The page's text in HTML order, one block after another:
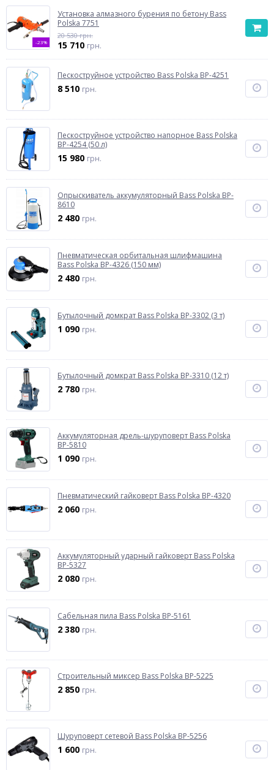
-23%
Установка алмазного бурения по бетону Bass
Polska 7751
20 530 грн.
15 710 грн.
Пескоструйное устройство Bass Polska BP-4251
8 510 грн.
Пескоструйное устройство напорное Bass Polska
BP-4254 (50 л)
15 980 грн.
Опрыскиватель аккумуляторный Bass Polska BP-
8610
2 480 грн.
Пневматическая орбитальная шлифмашина
Bass Polska BP-4326 (150 мм)
2 480 грн.
Бутылочный домкрат Bass Polska BP-3302 (3 т)
1 090 грн.
Бутылочный домкрат Bass Polska BP-3310 (12 т)
2 780 грн.
Аккумуляторная дрель-шуруповерт Bass Polska
BP-5810
1 090 грн.
Пневматический гайковерт Bass Polska BP-4320
2 060 грн.
Аккумуляторный ударный гайковерт Bass Polska
BP-5327
2 080 грн.
Сабельная пила Bass Polska BP-5161
2 380 грн.
Строительный миксер Bass Polska BP-5225
2 850 грн.
Шуруповерт сетевой Bass Polska BP-5256
1 600 грн.